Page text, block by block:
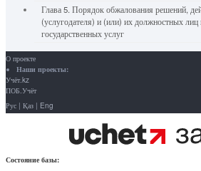
Глава 5. Порядок обжалования решений,
(услугодателя) и (или) их должностных лиц
государственных услуг
О проекте
Наши проекты:
Учёт.kz
ПОБ.Учёт
Рус | Қаз | Eng
Состояние базы: